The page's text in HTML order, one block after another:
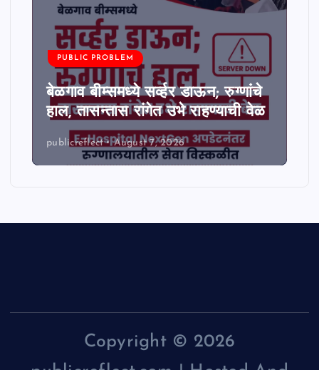
PUBLIC PROBLEM
बेळगाव बीम्समध्ये सर्व्हर डाऊन; रुग्णांचे
हाल, तासन्तास रांगेत उभे राहण्याची वेळ
publicreflect August 7, 2026
Copyright © 2026